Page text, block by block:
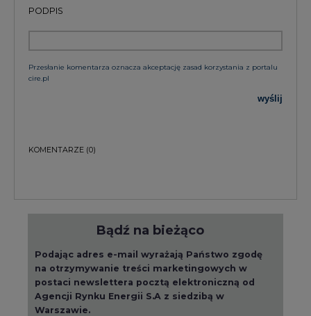
PODPIS
Przesłanie komentarza oznacza akceptację zasad korzystania z portalu
cire.pl
wyślij
KOMENTARZE (0)
Bądź na bieżąco
Podając adres e-mail wyrażają Państwo zgodę
na otrzymywanie treści marketingowych w
postaci newslettera pocztą elektroniczną od
Agencji Rynku Energii S.A z siedzibą w
Warszawie.